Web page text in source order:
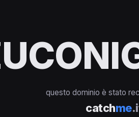
questo dominio è stato
catchme